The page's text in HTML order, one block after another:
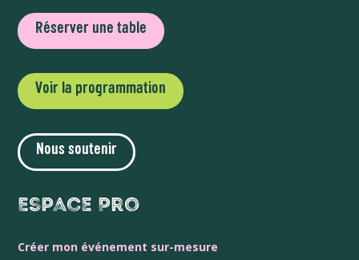
Réserver une table
Voir la programmation
Nous soutenir
Espace Pro
Créer mon événement sur-mesure